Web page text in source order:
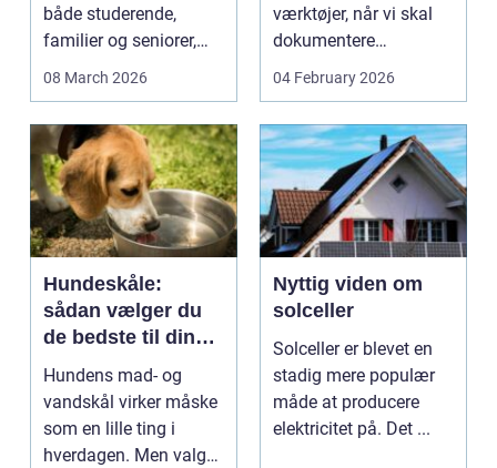
både studerende,
familier og seniorer,
fordi b...
08 March 2026
værktøjer, når vi skal
dokumentere
bæreevnen af pæle til
04 February 2026
Hundeskåle:
sådan vælger du
de bedste til din
hund
Hundens mad- og
vandskål virker måske
som en lille ting i
hverdagen. Men valg
Nyttig viden om
solceller
Solceller er blevet en
stadig mere populær
måde at producere
elektricitet på. Det ...